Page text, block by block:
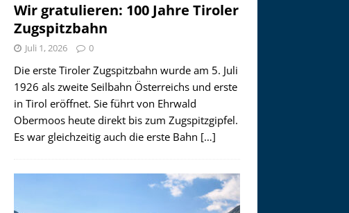
Wir gratulieren: 100 Jahre Tiroler
Zugspitzbahn
Juli 1, 2026 0
Die erste Tiroler Zugspitzbahn wurde am 5. Juli
1926 als zweite Seilbahn Österreichs und erste
in Tirol eröffnet. Sie führt von Ehrwald
Obermoos heute direkt bis zum Zugspitzgipfel.
Es war gleichzeitig auch die erste Bahn […]